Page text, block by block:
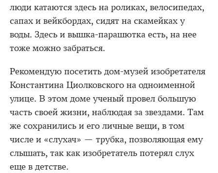
люди катаются здесь на роликах, велосипедах,
сапах и вейкбордах, сидят на скамейках у
воды. Здесь и вышка-парашютка есть, на нее
тоже можно забраться.
Рекомендую посетить дом-музей изобретателя
Константина Циолковского на одноименной
улице. В этом доме ученый провел большую
часть своей жизни, наблюдая за звездами. Там
же сохранились и его личные вещи, в том
числе и «слухач» — трубка, позволяющая ему
слышать, так как изобретатель потерял слух
еще в детстве.